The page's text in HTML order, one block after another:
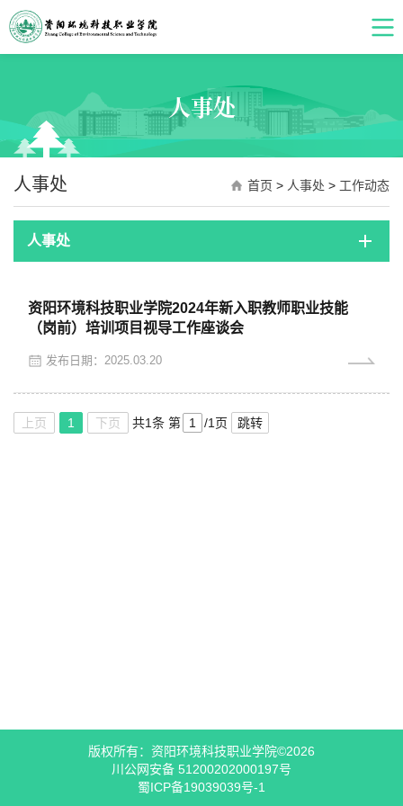
人事处
人事处 首页 > 人事处 > 工作动态
人事处
资阳环境科技职业学院2024年新入职教师职业技能
（岗前）培训项目视导工作座谈会
发布日期：2025.03.20
上页 1 下页 共1条 第 /1页 跳转
版权所有：资阳环境科技职业学院©2026
川公网安备 51200202000197号
蜀ICP备19039039号-1